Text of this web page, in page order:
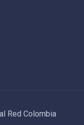
Red Colombia